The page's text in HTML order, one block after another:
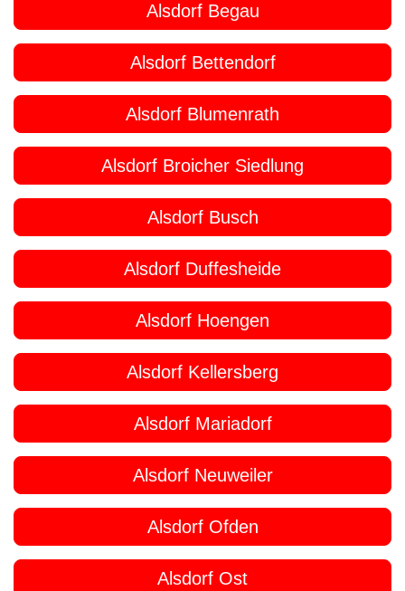
Alsdorf Begau
Alsdorf Bettendorf
Alsdorf Blumenrath
Alsdorf Broicher Siedlung
Alsdorf Busch
Alsdorf Duffesheide
Alsdorf Hoengen
Alsdorf Kellersberg
Alsdorf Mariadorf
Alsdorf Neuweiler
Alsdorf Ofden
Alsdorf Ost